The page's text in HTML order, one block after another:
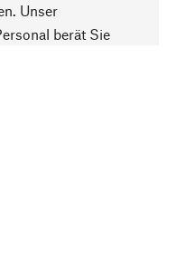
Unser
berät Sie